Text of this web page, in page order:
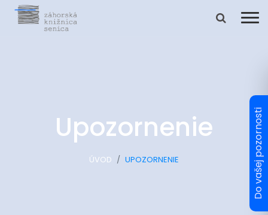
Upozornenie
ÚVOD UPOZORNENIE